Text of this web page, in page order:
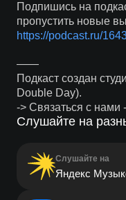
Подпишись на
пропустить новые
https://podcast.ru/
——
Подкаст создан
Double Day).
-> Связаться с нами -
Слушайте на
Слушайте на
Яндекс